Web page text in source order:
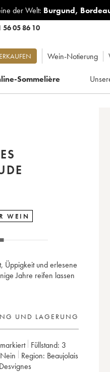
der Welt: Burgund,
56 05 86 10
Wein-Notierung
Sommelière
WEIN
Üppigkeit und erlesene
Jahre reifen lassen
UND LAGERUNG
Füllstand: 3
nein Region:
Beaujolais